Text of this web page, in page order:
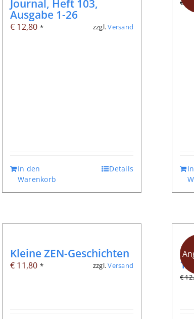
Journal, Heft 103,
Ausgabe 1-26
€ 12,80 * zzgl.Versand
In den
Warenkorb
Details
€
Kleine ZEN-Geschichten
€ 11,80 * zzgl.Versand
€